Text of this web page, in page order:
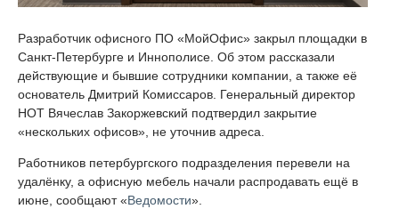
Разработчик офисного ПО «МойОфис» закрыл площадки в
Санкт-Петербурге и Иннополисе. Об этом рассказали
действующие и бывшие сотрудники компании, а также её
основатель Дмитрий Комиссаров. Генеральный директор
НОТ Вячеслав Закоржевский подтвердил закрытие
«нескольких офисов», не уточнив адреса.
Работников петербургского подразделения перевели на
удалёнку, а офисную мебель начали распродавать ещё в
июне, сообщают «Ведомости».